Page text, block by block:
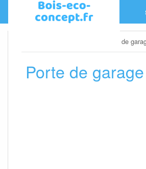
Porte de
Porte de